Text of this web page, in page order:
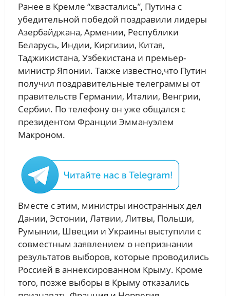
Ранее в Кремле “хвастались”, Путина с
убедительной победой поздравили лидеры
Азербайджана, Армении, Республики
Беларусь, Индии, Киргизии, Китая,
Таджикистана, Узбекистана и премьер-
министр Японии. Также известно,что Путин
получил поздравительные телеграммы от
правительств Германии, Италии, Венгрии,
Сербии. По телефону он уже общался с
президентом Франции Эммануэлем
Макроном.
Вместе с этим, министры иностранных дел
Дании, Эстонии, Латвии, Литвы, Польши,
Румынии, Швеции и Украины выступили с
совместным заявлением о непризнании
результатов выборов, которые проводились
Россией в аннексированном Крыму. Кроме
того, позже выборы в Крыму отказались